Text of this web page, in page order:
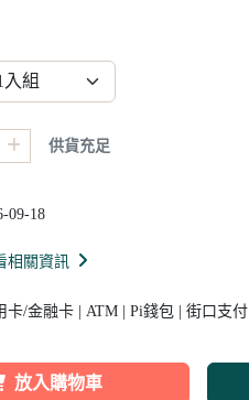
供貨充足
09-18
相關資訊
卡/金融卡 | ATM | Pi錢包 | 街口支付
放入購物車